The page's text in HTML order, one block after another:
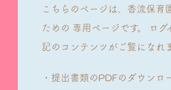
こちらのページは、香流保育
ための 専用ページです。
ログ
記のコンテンツがご覧になれま
・提出書類のPDFのダウンロ